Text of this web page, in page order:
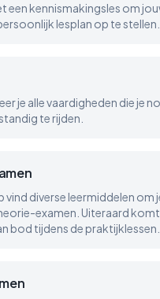
een kennismakingsles om
lesplan op te stellen.
je alle vaardigheden die je
te rijden.
vind diverse leermiddelen om
examen. Uiteraard
bod tijdens de praktijklessen.